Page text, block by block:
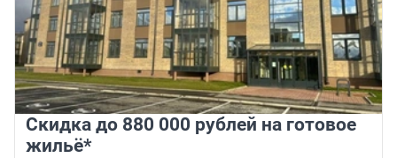
Скидка до 880 000 рублей на готовое
жильё*